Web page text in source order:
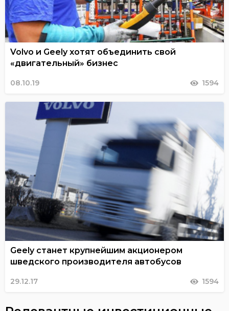
Volvo и Geely хотят объединить свой
«двигательный» бизнес
08.10.19 1594
Geely станет крупнейшим акционером
шведского производителя автобусов
29.12.17 1594